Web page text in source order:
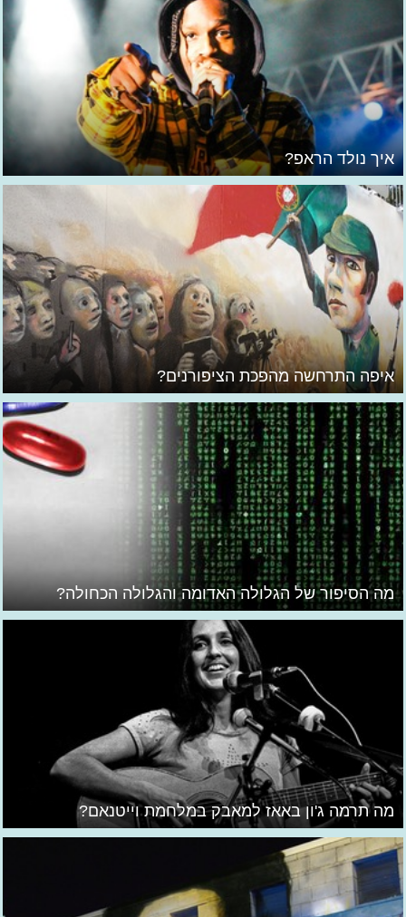
איך נולד הראפ?
איפה התרחשה מהפכת הציפורנים?
מה הסיפור של הגלולה האדומה והגלולה הכחולה?
מה תרמה ג'ון באאז למאבק במלחמת וייטנאם?